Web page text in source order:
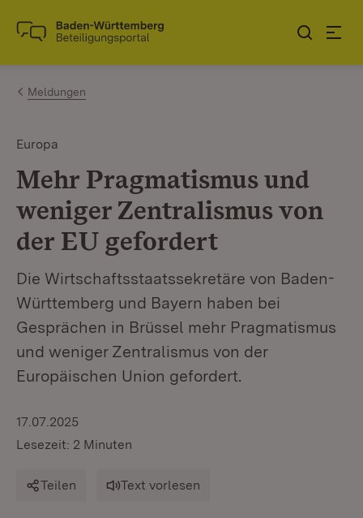
Zum Inhalt springen
Link zur Startseite
Meldungen
Europa
Mehr Pragmatismus und
weniger Zentralismus von
der EU gefordert
Die Wirtschaftsstaatssekretäre von Baden-
Württemberg und Bayern haben bei
Gesprächen in Brüssel mehr Pragmatismus
und weniger Zentralismus von der
Europäischen Union gefordert.
17.07.2025
Lesezeit: 2 Minuten
Teilen Text vorlesen